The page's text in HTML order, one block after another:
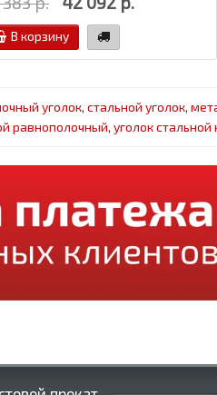
В корзину
уголок, стальной уголок,
равнополочный, уголок